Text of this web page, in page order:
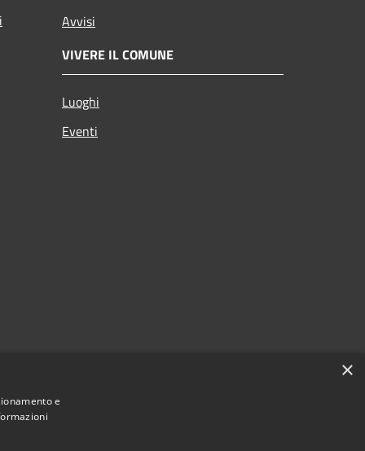
Avvisi
VIVERE IL COMUNE
Luoghi
Eventi
×
e